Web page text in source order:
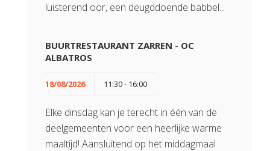
luisterend oor, een deugddoende babbel...
BUURTRESTAURANT ZARREN - OC
ALBATROS
18/08/2026 11:30 - 16:00
Elke dinsdag kan je terecht in één van de
deelgemeenten voor een heerlijke warme
maaltijd! Aansluitend op het middagmaal